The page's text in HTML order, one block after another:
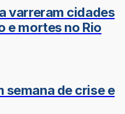
varreram cidades
e mortes no Rio
semana de crise e